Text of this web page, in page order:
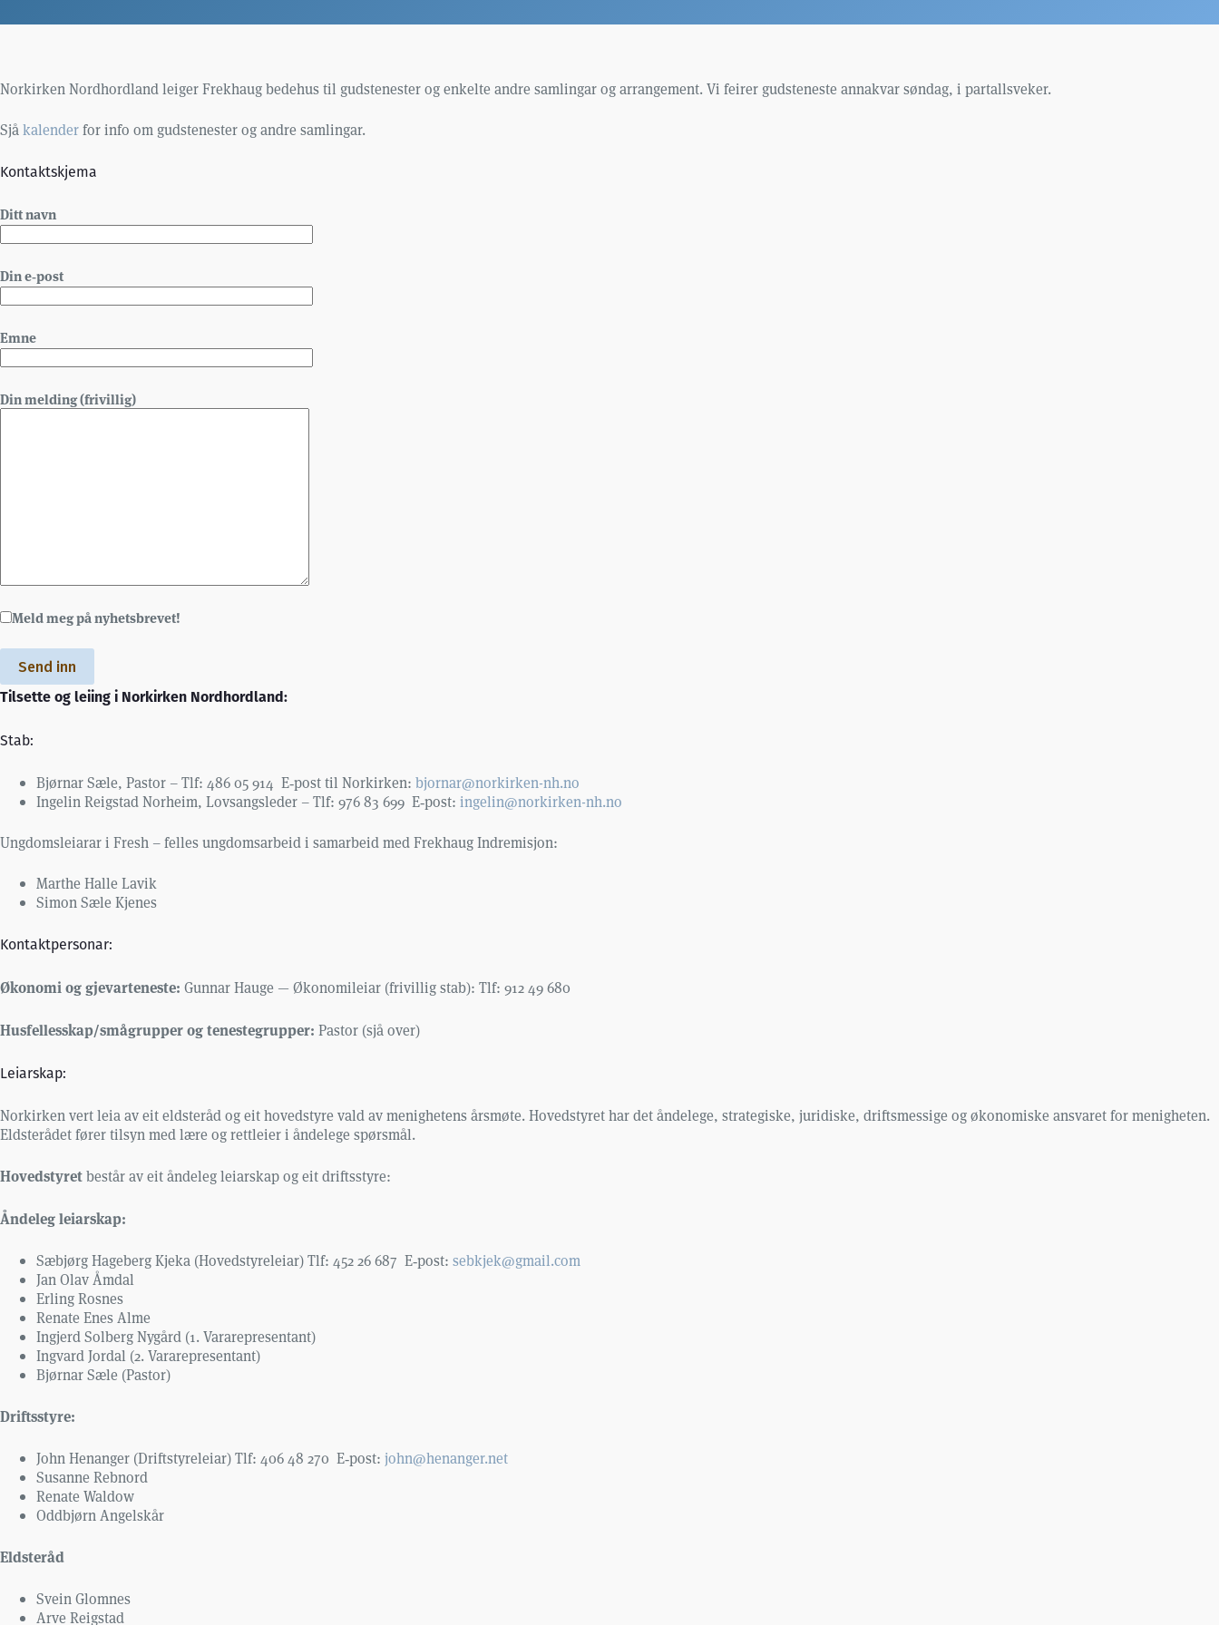
Norkirken Nordhordland leiger Frekhaug bedehus til gudstenester og enkelte andre samlingar og arrangement. Vi feirer gudsteneste annakvar søndag, i partallsveker.
Sjå kalenderfor info om gudstenester og andre samlingar.
Kontaktskjema
Ditt navn
Din e‑post
Emne
Din melding (frivillig)
Meld meg på nyhetsbrevet!
Tilsette og leiing i Norkirken Nordhordland:
Stab:
Bjørnar Sæle, Pastor – Tlf: 486 05 914 E‑post til Norkirken: bjornar@norkirken-nh.no
Ingelin Reigstad Norheim, Lovsangsleder – Tlf: 976 83 699 E‑post: ingelin@norkirken-nh.no
Ungdomsleiarar i Fresh – felles ungdomsarbeid i samarbeid med Frekhaug Indremisjon:
Marthe Halle Lavik
Simon Sæle Kjenes
Kontaktpersonar:
Økonomi og gjevarteneste: Gunnar Hauge — Økonomileiar (frivillig stab): Tlf: 912 49 680
Husfellesskap/smågrupper og tenestegrupper: Pastor (sjå over)
Leiarskap:
Norkirken vert leia av eit eldsteråd og eit hovedstyre vald av menighetens årsmøte. Hovedstyret har det åndelege, strategiske, juridiske, driftsmessige og økonomiske ansvaret for menigheten.
Eldsterådet fører tilsyn med lære og rettleier i åndelege spørsmål.
Hovedstyretbestår av eit åndeleg leiarskap og eit driftsstyre:
Åndeleg leiarskap:
Sæbjørg Hageberg Kjeka (Hovedstyreleiar) Tlf: 452 26 687 E‑post: sebkjek@gmail.com
Jan Olav Åmdal
Erling Rosnes
Renate Enes Alme
Ingjerd Solberg Nygård (1. Vararepresentant)
Ingvard Jordal (2. Vararepresentant)
Bjørnar Sæle (Pastor)
Driftsstyre:
John Henanger (Driftstyreleiar) Tlf: 406 48 270 E‑post: john@henanger.net
Susanne Rebnord
Renate Waldow
Oddbjørn Angelskår
Eldsteråd
Svein Glomnes
Arve Reigstad